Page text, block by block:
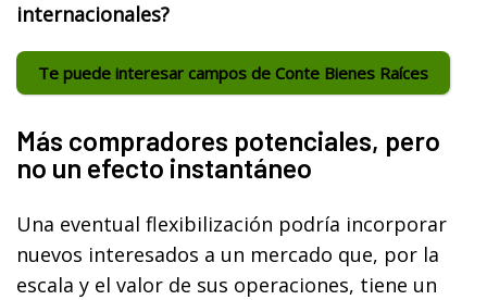
internacionales?
Te puede interesar campos de Conte Bienes Raíces
Más compradores potenciales, pero
no un efecto instantáneo
Una eventual flexibilización podría incorporar
nuevos interesados a un mercado que, por la
escala y el valor de sus operaciones, tiene un